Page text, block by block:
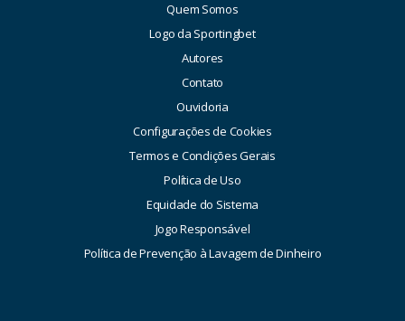
Quem Somos
Logo da Sportingbet
Autores
Contato
Ouvidoria
Configurações de Cookies
Termos e Condições Gerais
Política de Uso
Equidade do Sistema
Jogo Responsável
Política de Prevenção à Lavagem de Dinheiro